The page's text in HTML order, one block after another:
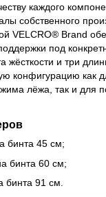
каждого
собственного
VELCRO® Brand
под
жёсткости и три
конфигурацию как
лёжа, так и для
бинта 45 см;
бинта 60 см;
бинта 91 см.